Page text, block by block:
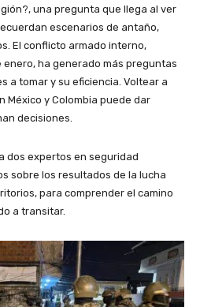
una pregunta que llega al ver
escenarios de antaño,
El conflicto armado interno,
enero, ha generado más preguntas
a tomar y su eficiencia. Voltear a
México y Colombia puede dar
decisiones.
dos expertos en seguridad
sobre los resultados de la lucha
para comprender el camino
a transitar.